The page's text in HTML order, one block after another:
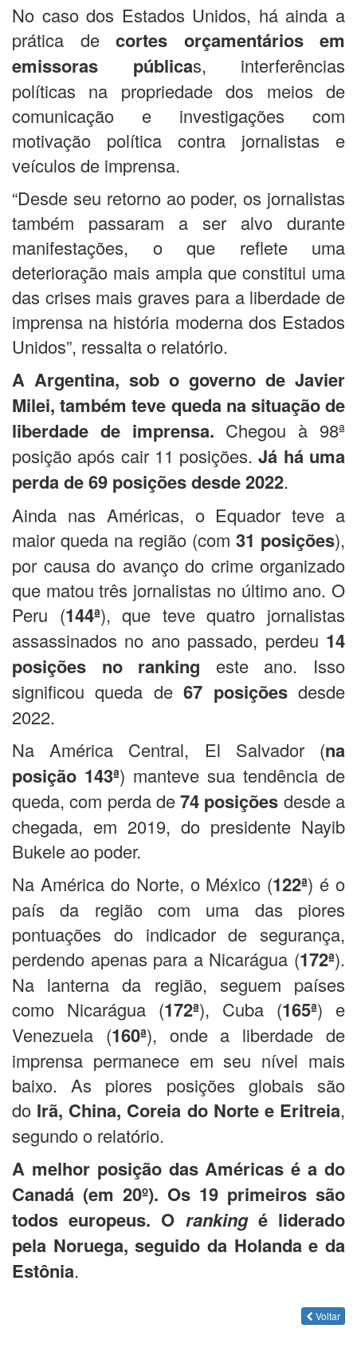
No caso dos Estados Unidos, há ainda a
prática de cortes orçamentários em
emissoras públicas, interferências
políticas na propriedade dos meios de
comunicação e investigações com
motivação política contra jornalistas e
veículos de imprensa.
“Desde seu retorno ao poder, os jornalistas
também passaram a ser alvo durante
manifestações, o que reflete uma
deterioração mais ampla que constitui uma
das crises mais graves para a liberdade de
imprensa na história moderna dos Estados
Unidos”, ressalta o relatório.
A Argentina, sob o governo de Javier
Milei, também teve queda na situação de
liberdade de imprensa. Chegou à 98ª
posição após cair 11 posições.Já há uma
perda de 69 posições desde 2022.
Ainda nas Américas, o Equador teve a
maior queda na região (com 31 posições),
por causa do avanço do crime organizado
que matou três jornalistas no último ano. O
Peru (144ª), que teve quatro jornalistas
assassinados no ano passado, perdeu 14
posições no ranking este ano. Isso
significou queda de67 posiçõesdesde
2022.
Na América Central, El Salvador (na
posição 143ª) manteve sua tendência de
queda, com perda de74 posições desde a
chegada, em 2019, do presidente Nayib
Bukele ao poder.
Na América do Norte, o México (122ª) é o
país da região com uma das piores
pontuações do indicador de segurança,
perdendo apenas para a Nicarágua (172ª).
Na lanterna da região, seguem países
como Nicarágua (172ª), Cuba (165ª) e
Venezuela (160ª), onde a liberdade de
imprensa permanece em seu nível mais
baixo. As piores posições globais são
do Irã, China, Coreia do Norte e Eritreia,
segundo o relatório.
A melhor posição das Américas é a do
Canadá (em 20º). Os 19 primeiros são
todos europeus. O rankingé liderado
pela Noruega, seguido da Holanda e da
Estônia.
Voltar